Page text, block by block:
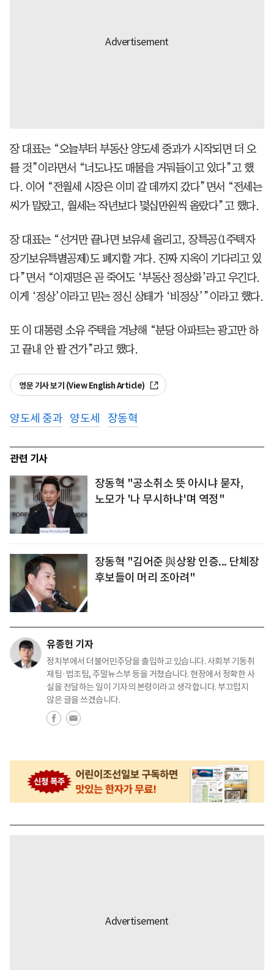
장 대표는 “오늘부터 부동산 양도세 중과가 시작되면 더 오
를 것”이라면서 “너도나도 매물을 거둬들이고 있다”고 했
다. 이어 “전월세 시장은 이미 갈 데까지 갔다”면서 “전세는
씨가 말랐고, 월세는 작년보다 몇십만원씩 올랐다”고 했다.
장 대표는 “선거만 끝나면 보유세 올리고, 장특공(1주택자
장기보유특별공제)도 폐지할 거다. 진짜 지옥이 기다리고 있
다”면서 “이재명은 곧 죽어도 ‘부동산 정상화’라고 우긴다.
이게 ‘정상’이라고 믿는 정신 상태가 ‘비정상’”이라고 했다.
또 이 대통령 소유 주택을 겨냥해 “분당 아파트는 광고만 하
고 끝내 안 팔 건가”라고 했다.
영문 기사 보기 (View English Article)
양도세 중과 양도세 장동혁
관련 기사
장동혁 "공소취소 뜻 아시냐 묻자,
노모가 '나 무시하냐'며 역정"
장동혁 "김어준 與상왕 인증... 단체장
후보들이 머리 조아려"
유종헌 기자
정치부에서 더불어민주당을 출입하고 있습니다. 사회부 기동취
재팀·법조팀, 주말뉴스부 등을 거쳤습니다. 현장에서 정확한 사
실을 전달하는 일이 기자의 본령이라고 생각합니다. 부끄럽지
않은 글을 쓰겠습니다.